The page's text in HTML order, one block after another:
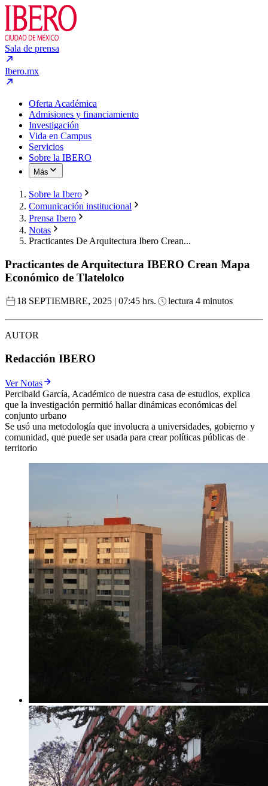
Sala de prensa
Ibero.mx
Oferta Académica
Admisiones y financiamiento
Investigación
Vida en Campus
Servicios
Sobre la IBERO
Más
Sobre la Ibero
Comunicación institucional
Prensa Ibero
Notas
Practicantes De Arquitectura Ibero Crean...
Practicantes de Arquitectura IBERO Crean Mapa
Económico de Tlatelolco
18 SEPTIEMBRE, 2025 | 07:45 hrs. lectura 4 minutos
AUTOR
Redacción IBERO
Ver Notas
Percibald García, Académico de nuestra casa de estudios, explica
que la investigación permitió hallar dinámicas económicas del
conjunto urbano
Se usó una metodología que involucra a universidades, gobierno y
comunidad, que puede ser usada para crear políticas públicas de
territorio